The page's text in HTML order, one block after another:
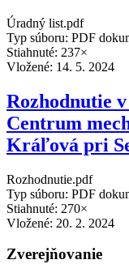
Úradný list.pdf
Typ súboru: PDF
Stiahnuté: 237×
Vložené: 14. 5. 2024
Rozhodnutie
Centrum
Kráľová pri
Rozhodnutie.pdf
Typ súboru: PDF
Stiahnuté: 270×
Vložené: 20. 2. 2024
Zverejňovanie